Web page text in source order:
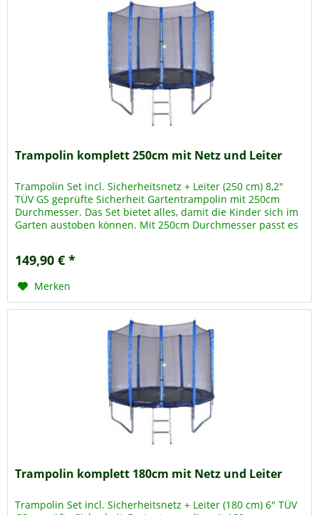
Trampolin komplett 250cm mit Netz und Leiter
Trampolin Set incl. Sicherheitsnetz + Leiter (250 cm) 8,2"
TÜV GS geprüfte Sicherheit Gartentrampolin mit 250cm
Durchmesser. Das Set bietet alles, damit die Kinder sich im
Garten austoben können. Mit 250cm Durchmesser passt es
149,90 € *
Merken
Trampolin komplett 180cm mit Netz und Leiter
Trampolin Set incl. Sicherheitsnetz + Leiter (180 cm) 6" TÜV